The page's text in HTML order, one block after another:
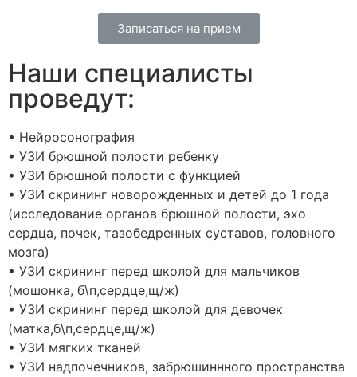
Записаться на прием
Наши специалисты
проведут:
• Нейросонография
• УЗИ брюшной полости ребенку
• УЗИ брюшной полости с функцией
• УЗИ скрининг новорожденных и детей до 1 года
(исследование органов брюшной полости, эхо
сердца, почек, тазобедренных суставов, головного
мозга)
• УЗИ скрининг перед школой для мальчиков
(мошонка, б\п,сердце,щ/ж)
• УЗИ скрининг перед школой для девочек
(матка,б\п,сердце,щ/ж)
• УЗИ мягких тканей
• УЗИ надпочечников, забрюшиннного пространства